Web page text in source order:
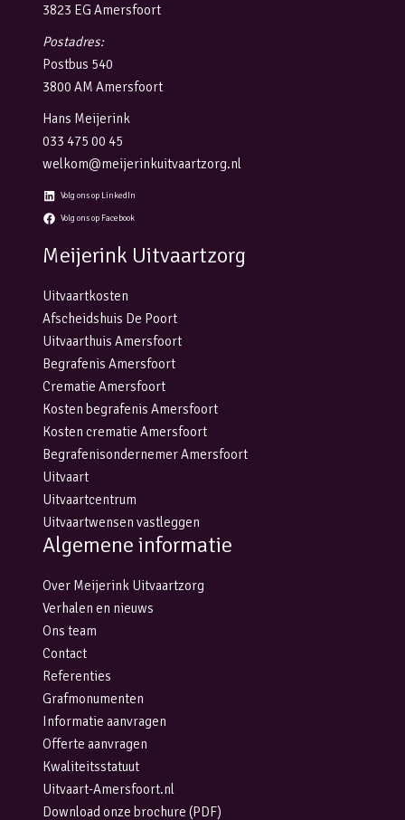
3823 EG Amersfoort
Postadres:
Postbus 540
3800 AM Amersfoort
Hans Meijerink
033 475 00 45
welkom@meijerinkuitvaartzorg.nl
Volg ons op LinkedIn
Volg ons op Facebook
Meijerink Uitvaartzorg
Uitvaartkosten
Afscheidshuis De Poort
Uitvaarthuis Amersfoort
Begrafenis Amersfoort
Crematie Amersfoort
Kosten begrafenis Amersfoort
Kosten crematie Amersfoort
Begrafenisondernemer Amersfoort
Uitvaart
Uitvaartcentrum
Uitvaartwensen vastleggen
Algemene informatie
Over Meijerink Uitvaartzorg
Verhalen en nieuws
Ons team
Contact
Referenties
Grafmonumenten
Informatie aanvragen
Offerte aanvragen
Kwaliteitsstatuut
Uitvaart-Amersfoort.nl
Download onze brochure (PDF)